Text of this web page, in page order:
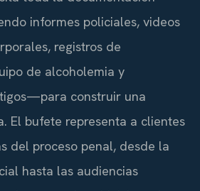
informes policiales, videos
registros de
de alcoholemia y
construir una
El bufete representa a clientes
del proceso penal, desde la
hasta las audiencias